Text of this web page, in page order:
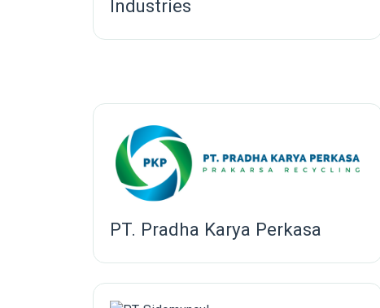
Industries
PT. Pradha Karya Perkasa